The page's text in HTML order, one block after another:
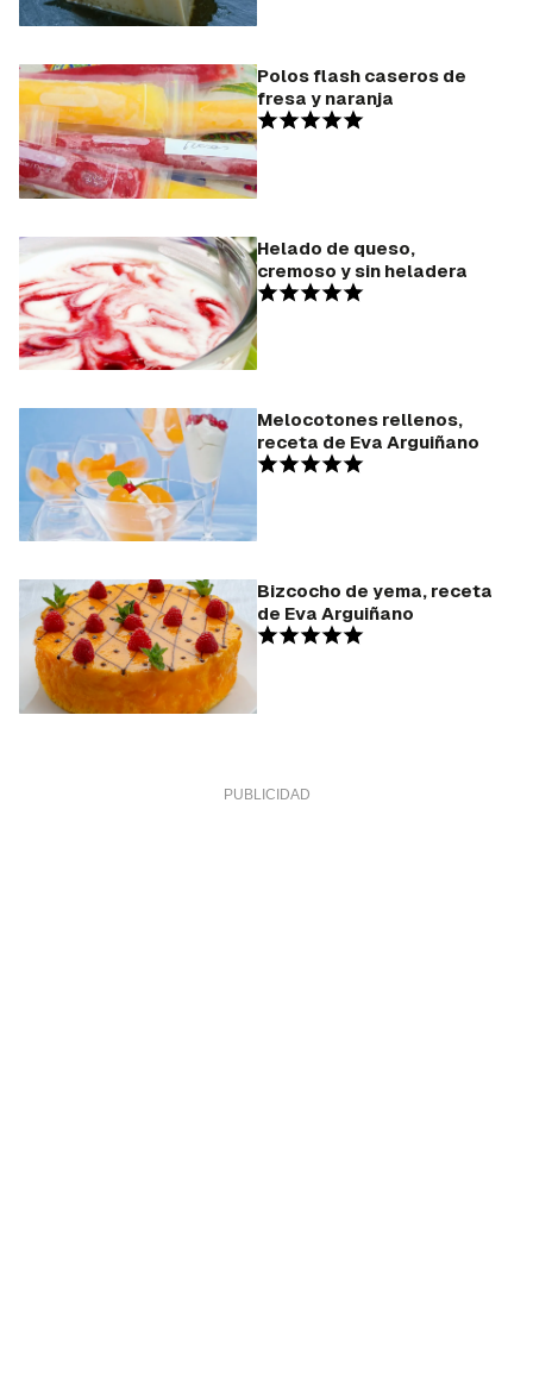
Polos flash caseros de
fresa y naranja
Helado de queso,
cremoso y sin heladera
Melocotones rellenos,
receta de Eva Arguiñano
Bizcocho de yema, receta
de Eva Arguiñano